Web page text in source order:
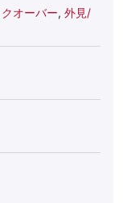
オーバー, 外見/